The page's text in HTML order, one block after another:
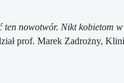
ten nowotwór. Nikt kobietom
prof. Marek Zadrożny,